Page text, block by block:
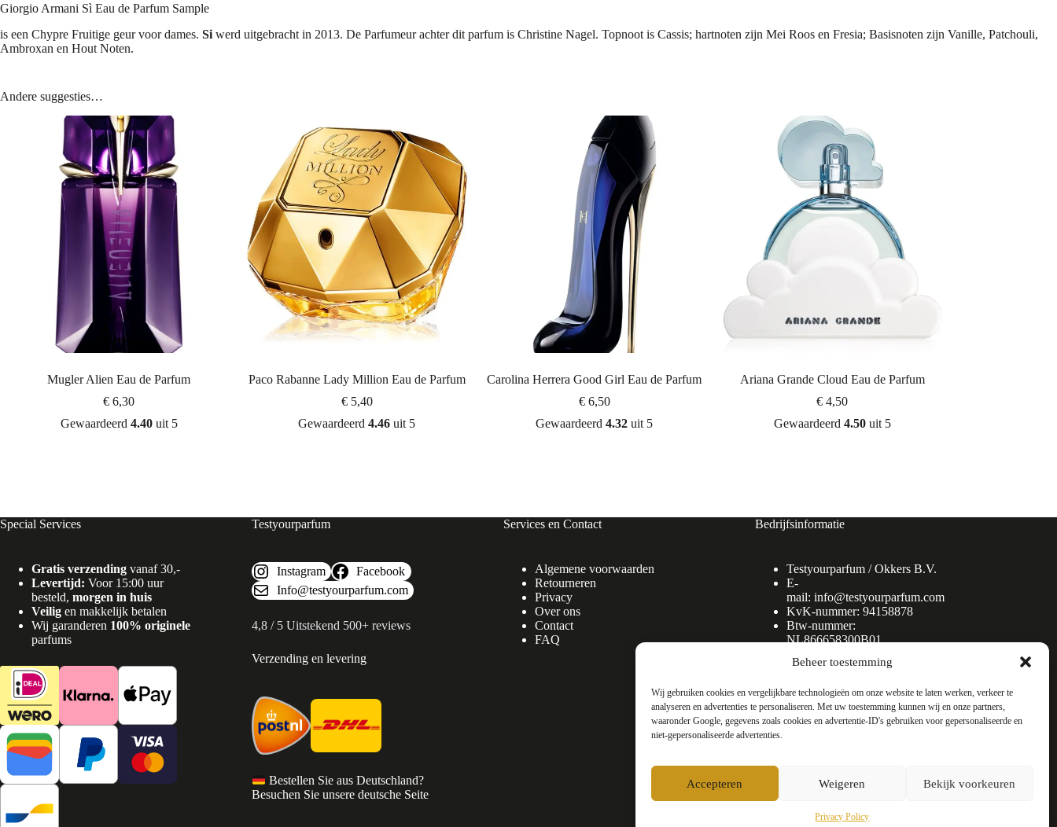
Beheer toestemming
Wij gebruiken cookies en vergelijkbare technologieën om onze website te laten werken, verkeer te
analyseren en advertenties te personaliseren. Met uw toestemming kunnen wij en onze partners,
waaronder Google, gegevens zoals cookies en advertentie-ID's gebruiken voor gepersonaliseerde en
niet-gepersonaliseerde advertenties.
Accepteren Weigeren Bekijk voorkeuren
Privacy Policy
Giorgio Armani Sì Eau de Parfum Sample
is een Chypre Fruitige geur voor dames. Si werd uitgebracht in 2013. De Parfumeur achter dit parfum is Christine Nagel. Topnoot is Cassis; hartnoten zijn Mei Roos en Fresia; Basisnoten zijn Vanille, Patchouli,
Ambroxan en Hout Noten.
Andere suggesties…
Mugler Alien Eau de Parfum
€ 6,30
Gewaardeerd 4.40uit 5
Paco Rabanne Lady Million Eau de Parfum
€5,40
Gewaardeerd4.46 uit 5
Carolina Herrera Good Girl Eau de Parfum
€6,50
Gewaardeerd4.32 uit 5
Ariana Grande Cloud Eau de Parfum
€ 4,50
Gewaardeerd 4.50uit 5
Special Services
Gratis verzending vanaf 30,-
Levertijd: Voor 15:00 uur
besteld, morgen in huis
Veilig en makkelijk betalen
Wij garanderen 100% originele
parfums
Testyourparfum
Instagram
Facebook
Info@testyourparfum.com
4,8 / 5 Uitstekend 500+ reviews
Verzending en levering
Bestellen Sie aus Deutschland?
Besuchen Sie unsere deutsche Seite
Services en Contact
Algemene voorwaarden
Retourneren
Privacy
Over ons
Contact
FAQ
Bedrijfsinformatie
Testyourparfum /Okkers B.V.
E-
mail: info@testyourparfum.com
KvK-nummer: 94158878
Btw-nummer:
NL866658300B01